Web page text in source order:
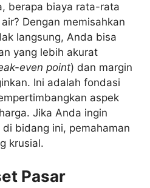
berapa biaya rata-rata
Dengan memisahkan
langsung, Anda bisa
yang lebih akurat
even point) dan margin
Ini adalah fondasi
aspek
Jika Anda ingin
bidang ini, pemahaman
krusial.
Pasar